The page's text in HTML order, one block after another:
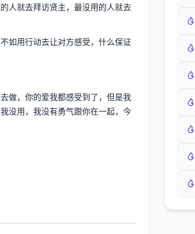
人就去拜访贤主，最没用的人就去
如用行动去让对方感受，什么保证
做，你的爱我都感受到了，但是我
没用，我没有勇气跟你在一起，今